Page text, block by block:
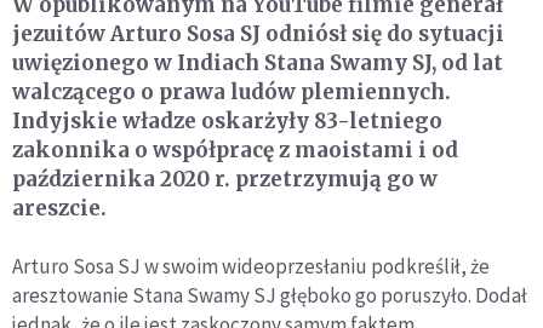
jezuitów Arturo Sosa SJ odniósł się do sytuacji
uwięzionego w Indiach Stana Swamy SJ, od lat
walczącego o prawa ludów plemiennych.
Indyjskie władze oskarżyły 83-letniego
zakonnika o współpracę z maoistami i od
października 2020 r. przetrzymują go w
areszcie.
Arturo Sosa SJ w swoim wideoprzesłaniu podkreślił, że
aresztowanie Stana Swamy SJ głęboko go poruszyło. Dodał